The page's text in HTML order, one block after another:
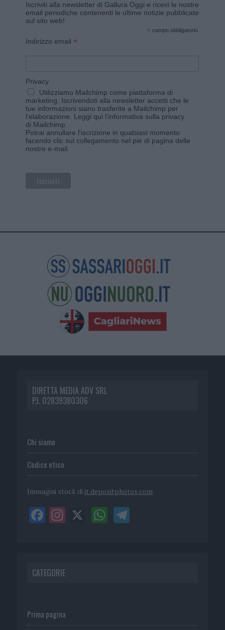
Iscriviti alla newsletter di Gallura Oggi e ricevi le nostre
email periodiche contenenti le ultime notizie pubblicate
sul sito web!
* campo obbligatorio
Indirizzo email *
Privacy
Utilizziamo Mailchimp come piattaforma di
marketing. Iscrivendoti alla newsletter accetti che le
tue informazioni siano trasferite a Mailchimp per
l'elaborazione. Leggi qui l'informativa sulla privacy
di Mailchimp
Potrai annullare l'iscrizione in qualsiasi momento
facendo clic sul collegamento nel piè di pagina delle
nostre e-mail.
DIRETTA MEDIA ADV SRL
P.I. 02839380306
Chi siamo
Codice etico
Immagini stock di it.depositphotos.com
CATEGORIE
Prima pagina